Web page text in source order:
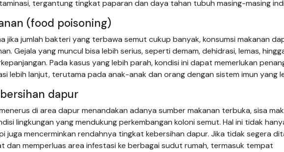
tergantung tingkat paparan dan daya tahan tubuh masing-masing
(food poisoning)
jika jumlah bakteri yang terbawa semut cukup banyak, konsumsi makanan
Gejala yang muncul bisa lebih serius, seperti demam, dehidrasi, lemas,
Pada kasus yang lebih parah, kondisi ini dapat memerlukan
lebih lanjut, terutama pada anak-anak dan orang dengan sistem imun yang
dapur
di area dapur menandakan adanya sumber makanan terbuka, sisa
lingkungan yang mendukung perkembangan koloni semut. Hal ini tidak
juga mencerminkan rendahnya tingkat kebersihan dapur. Jika tidak segera
dan memperluas area infestasi ke berbagai sudut rumah, termasuk tempat